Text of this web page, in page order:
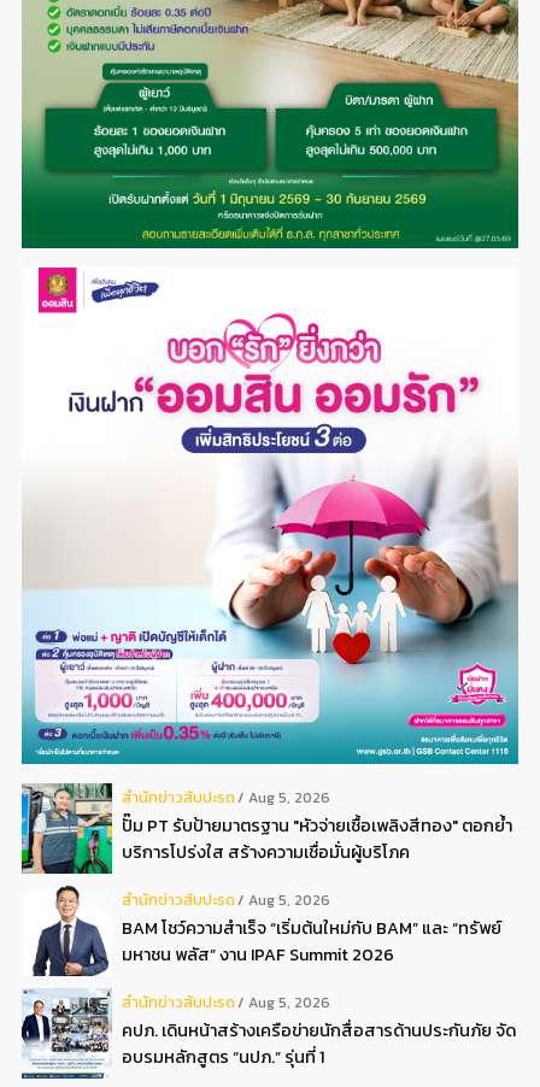
สํานักข่าวสับปะรด Aug 5, 2026
ปั๊ม PT รับป้ายมาตรฐาน "หัวจ่ายเชื้อเพลิงสีทอง" ตอกย้ำ
บริการโปร่งใส สร้างความเชื่อมั่นผู้บริโภค
สํานักข่าวสับปะรด Aug 5, 2026
BAM โชว์ความสำเร็จ “เริ่มต้นใหม่กับ BAM” และ “ทรัพย์
มหาชน พลัส” งาน IPAF Summit 2026
สํานักข่าวสับปะรด Aug 5, 2026
คปภ. เดินหน้าสร้างเครือข่ายนักสื่อสารด้านประกันภัย จัด
อบรมหลักสูตร “นปภ.” รุ่นที่ 1